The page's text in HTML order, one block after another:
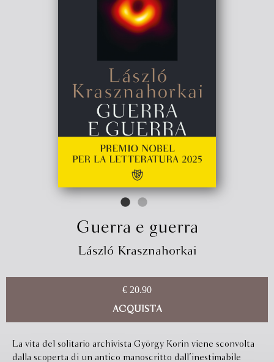
Guerra e guerra
László Krasznahorkai
€ 20.90
ACQUISTA
La vita del solitario archivista György Korin viene sconvolta
dalla scoperta di un antico manoscritto dall’inestimabile